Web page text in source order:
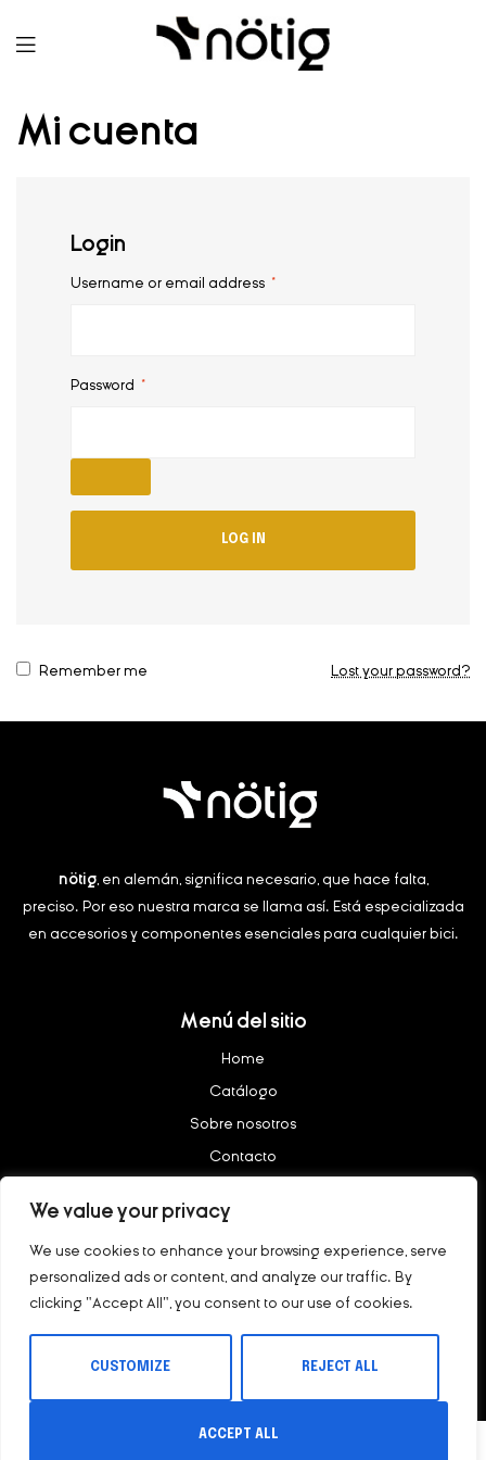
We value your privacy
We use cookies to enhance your browsing experience, serve
personalized ads or content, and analyze our traffic. By
clicking "Accept All", you consent to our use of cookies.
CUSTOMIZE REJECT ALL
ACCEPT ALL
Mi cuenta
Login
Username or email address *
Password *
LOG IN
Remember me Lost your password?
nötig, en alemán, significa necesario, que hace falta,
preciso. Por eso nuestra marca se llama así. Está especializada
en accesorios y componentes esenciales para cualquier bici.
Menú del sitio
Home
Catálogo
Sobre nosotros
Contacto
Legal
Aviso legal
Política de privacidad